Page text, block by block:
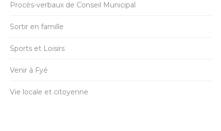
Procès-verbaux de Conseil Municipal
Sortir en famille
Sports et Loisirs
Venir à Fyé
Vie locale et citoyenne